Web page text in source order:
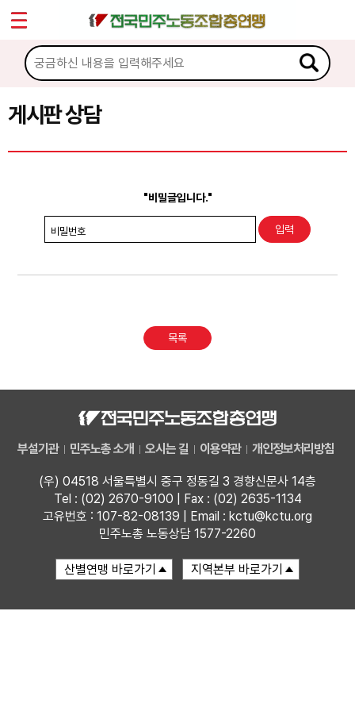
게시판 상담
"비밀글입니다."
비밀번호
목록
부설기관 민주노총 소개 오시는 길 이용약관 개인정보처리방침
(우) 04518 서울특별시 중구 정동길 3 경향신문사 14층
Tel : (02) 2670-9100 | Fax : (02) 2635-1134
고유번호 : 107-82-08139 | Email : kctu@kctu.org
민주노총 노동상담 1577-2260
마이페이지
소개
소식
노동상담
권리찾기수첩 검색
찾아보기
Sketchbook5, 스케치북5
Sketchbook5, 스케치북5